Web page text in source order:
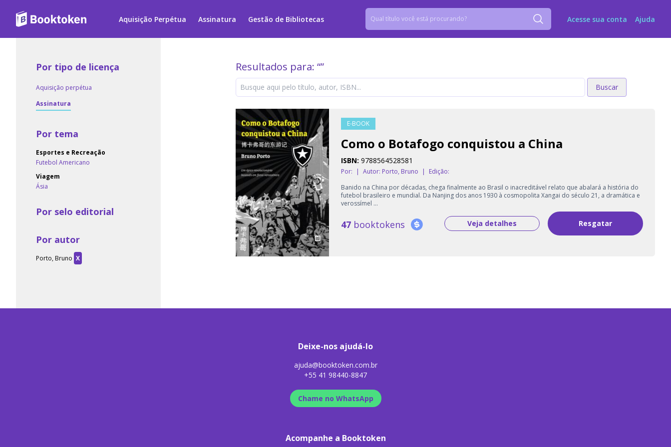
Aquisição Perpétua Assinatura Gestão de Bibliotecas Buscar Acesse sua conta Ajuda
Por tipo de licença
Aquisição perpétua
Assinatura
Por tema
Esportes e Recreação
Futebol Americano
Viagem
Ásia
Por selo editorial
Por autor
Porto, Bruno X
Resultados para: “”
Buscar
E-BOOK
Como o Botafogo conquistou a China
ISBN: 9788564528581
Por: | Autor: Porto, Bruno |
Edição:
Banido na China por décadas, chega finalmente ao Brasil o inacreditável relato que abalará a história do
futebol brasileiro e mundial. Da Nanjing dos anos 1930 à cosmopolita Xangai do século 21, a dramática e
verossímel ...
47 booktokens Veja detalhes Resgatar
Deixe-nos ajudá-lo
ajuda@booktoken.com.br
+55 41 98440-8847
Chame no WhatsApp
Acompanhe a Booktoken